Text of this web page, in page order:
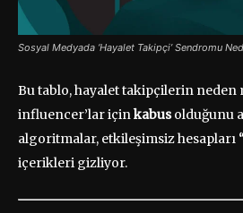
Sosyal Medyada ‘Hayalet Takipçi’ Sendromu
Bu tablo, hayalet takipçilerin neden
influencer’lar içinkabusolduğunu
algoritmalar, etkileşimsiz hesapları
içerikleri gizliyor.